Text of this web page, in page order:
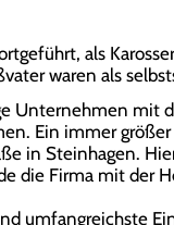
als
waren als
Unternehmen mit
Ein immer
in Steinhagen.
die Firma mit der
umfangreichste